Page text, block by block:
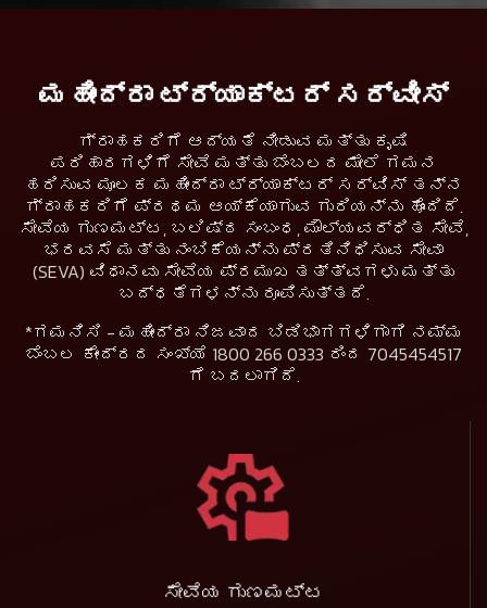
ಮಹೀಂದ್ರಾ ಟ್ರ್ಯಾಕ್ಟರ್ ಸರ್ವೀಸ್
ಗ್ರಾಹಕರಿಗೆ ಆದ್ಯತೆ ನೀಡುವ ಮತ್ತು ಕೃಷಿ
ಪರಿಹಾರಗಳಿಗೆ ಸೇವೆ ಮತ್ತು ಬೆಂಬಲದ ಮೇಲೆ ಗಮನ
ಹರಿಸುವ ಮೂಲಕ ಮಹೀಂದ್ರಾ ಟ್ರ್ಯಾಕ್ಟರ್ ಸರ್ವಿಸ್ ತನ್ನ
ಗ್ರಾಹಕರಿಗೆ ಪ್ರಥಮ ಆಯ್ಕೆಯಾಗುವ ಗುರಿಯನ್ನು ಹೊಂದಿದೆ.
ಸೇವೆಯ ಗುಣಮಟ್ಟ, ಬಲಿಷ್ಠ ಸಂಬಂಧ, ಮೌಲ್ಯವರ್ಧಿತ ಸೇವೆ,
ಭರವಸೆ ಮತ್ತು ನಂಬಿಕೆಯನ್ನು ಪ್ರತಿನಿಧಿಸುವ ಸೇವಾ
(SEVA) ವಿಧಾನವು ಸೇವೆಯ ಪ್ರಮುಖ ತತ್ತ್ವಗಳು ಮತ್ತು
ಬದ್ಧತೆಗಳನ್ನು ರೂಪಿಸುತ್ತದೆ.
*ಗಮನಿಸಿ - ಮಹೀಂದ್ರಾ ನಿಜವಾದ ಬಿಡಿಭಾಗಗಳಿಗಾಗಿ ನಮ್ಮ
ಬೆಂಬಲ ಕೇಂದ್ರದ ಸಂಖ್ಯೆ 1800 266 0333 ರಿಂದ 7045454517
ಗೆ ಬದಲಾಗಿದೆ.
ಸೇವೆಯ ಗುಣಮಟ್ಟ